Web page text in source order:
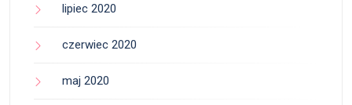
lipiec 2020
czerwiec 2020
maj 2020